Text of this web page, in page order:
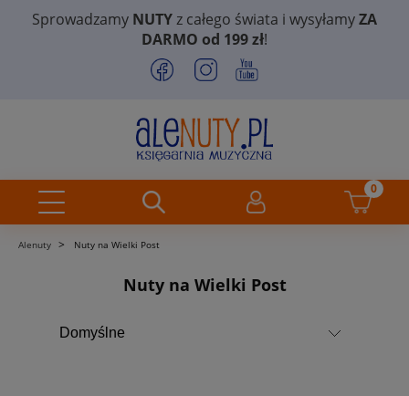
Sprowadzamy NUTYz całego świata i wysyłamyZA
DARMO od 199 zł!
Alenuty > Nuty na Wielki Post
Nuty na Wielki Post